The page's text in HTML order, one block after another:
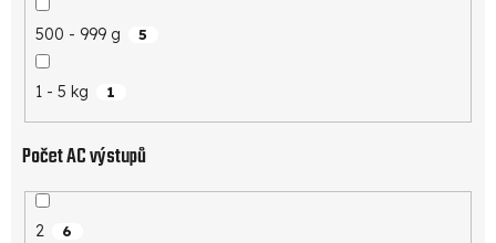
500 - 999 g 5
1 - 5 kg 1
Počet AC výstupů
2 6